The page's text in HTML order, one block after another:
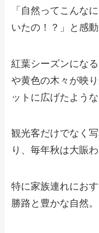
「自然ってこんな
いたの！？」と感
紅葉シーズンにな
や黄色の木々が映
ットに広げたよう
観光客だけでなく
り、毎年秋は大賑わ
特に家族連れにお
勝路と豊かな自然。